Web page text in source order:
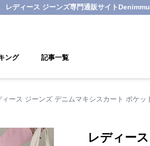
レディース ジーンズ専門通販サイト
ング 記事一覧
ィース ジーンズ デニムマキシスカート ポケッ
レディー